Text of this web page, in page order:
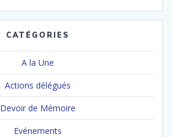
CATÉGORIES
A la Une
Actions délégués
Devoir de Mémoire
Evénements